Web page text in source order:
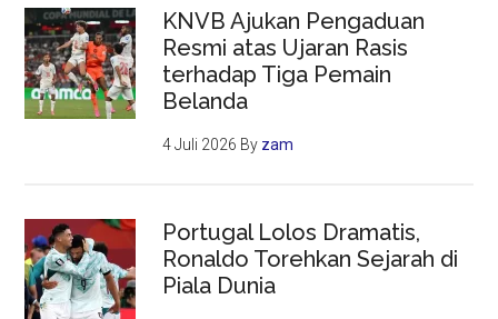
KNVB Ajukan Pengaduan
Resmi atas Ujaran Rasis
terhadap Tiga Pemain
Belanda
4 Juli 2026 By zam
Portugal Lolos Dramatis,
Ronaldo Torehkan Sejarah di
Piala Dunia